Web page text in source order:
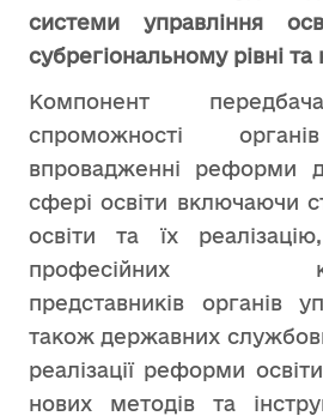
системи управління
субрегіональному рівні та
Компонент
спроможності
впровадженні реформи
сфері освіти включаючи
освіти та їх
професійних
представників органів
також державних
реалізації реформи
нових методів та